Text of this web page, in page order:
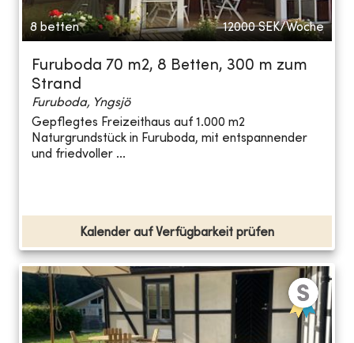
8 betten 12000 SEK/Woche
Furuboda 70 m2, 8 Betten, 300 m zum
Strand
Furuboda, Yngsjö
Gepflegtes Freizeithaus auf 1.000 m2
Naturgrundstück in Furuboda, mit entspannender
und friedvoller ...
Kalender auf Verfügbarkeit prüfen